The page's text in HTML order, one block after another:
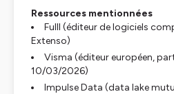
Ressources mentionnées
Fulll (éditeur de logiciels
Extenso)
Visma (éditeur européen,
10/03/2026)
Impulse Data (data lake